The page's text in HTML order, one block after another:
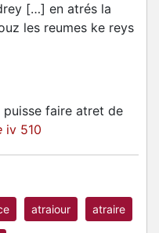
[…] en atrés la
les reumes ke reys
faire atret de
iv 510
atraiour atraire